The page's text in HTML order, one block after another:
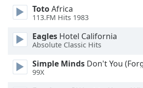
dialog
window.
cancel
and
close
TotoAfrica
113.FM Hits 1983
Eagles Hotel California
Absolute Classic Hits
Simple Minds Don't You
99X